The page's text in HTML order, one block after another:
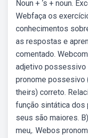
Noun + ‘s + noun.
Webfaça os
conhecimentos
as respostas e
comentado.
adjetivo possessivo
pronome possesivo
theirs) correto.
função sintática
seus são maiores.
meu,. Webos